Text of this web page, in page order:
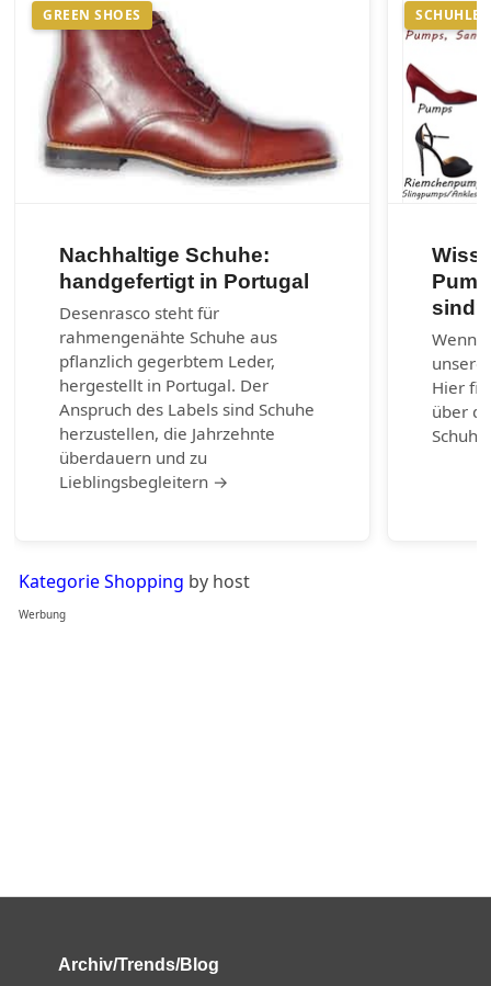
GREEN SHOES
Nachhaltige Schuhe:
handgefertigt in Portugal
Desenrasco steht für
rahmengenähte Schuhe aus
pflanzlich gegerbtem Leder,
hergestellt in Portugal. Der
Anspruch des Labels sind Schuhe
herzustellen, die Jahrzehnte
überdauern und zu
Lieblingsbegleitern →
sind?
Wenn
Hier
über
Kategorie Shopping by host
Werbung
Archiv/Trends/Blog